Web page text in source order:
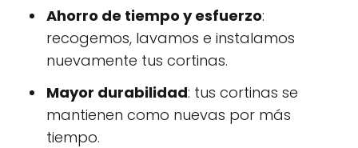
Ahorro de tiempo y esfuerzo:
recogemos, lavamos e instalamos
nuevamente tus cortinas.
Mayor durabilidad: tus cortinas se
mantienen como nuevas por más
tiempo.